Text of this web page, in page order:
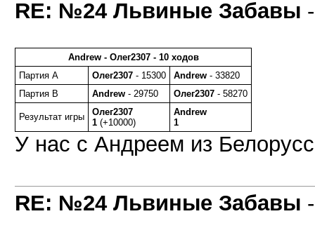
RE: №24 Львиные Забавы
Andrew - Олег2307 - 10 ходов
Партия A
Олег2307 - 15300 Andrew - 33820
Партия B
Andrew - 29750 Олег2307 - 58270
Результат игры
Олег2307
1 (+10000)
Andrew
1
У нас с Андреем из
RE: №24 Львиные Забавы